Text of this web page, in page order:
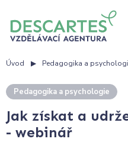
Úvod Pedagogika a
Pedagogika a psychologie
Jak získat a
- webinář